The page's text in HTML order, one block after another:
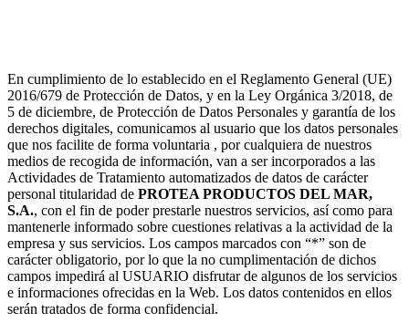
En cumplimiento de lo establecido en el Reglamento General (UE)
2016/679 de Protección de Datos, y en la Ley Orgánica 3/2018, de
5 de diciembre, de Protección de Datos Personales y garantía de los
derechos digitales, comunicamos al usuario que los datos personales
que nos facilite de forma voluntaria , por cualquiera de nuestros
medios de recogida de información, van a ser incorporados a las
Actividades de Tratamiento automatizados de datos de carácter
personal titularidad de PROTEA PRODUCTOS DEL MAR,
S.A., con el fin de poder prestarle nuestros servicios, así como para
mantenerle informado sobre cuestiones relativas a la actividad de la
empresa y sus servicios. Los campos marcados con “*” son de
carácter obligatorio, por lo que la no cumplimentación de dichos
campos impedirá al USUARIO disfrutar de algunos de los servicios
e informaciones ofrecidas en la Web. Los datos contenidos en ellos
serán tratados de forma confidencial.